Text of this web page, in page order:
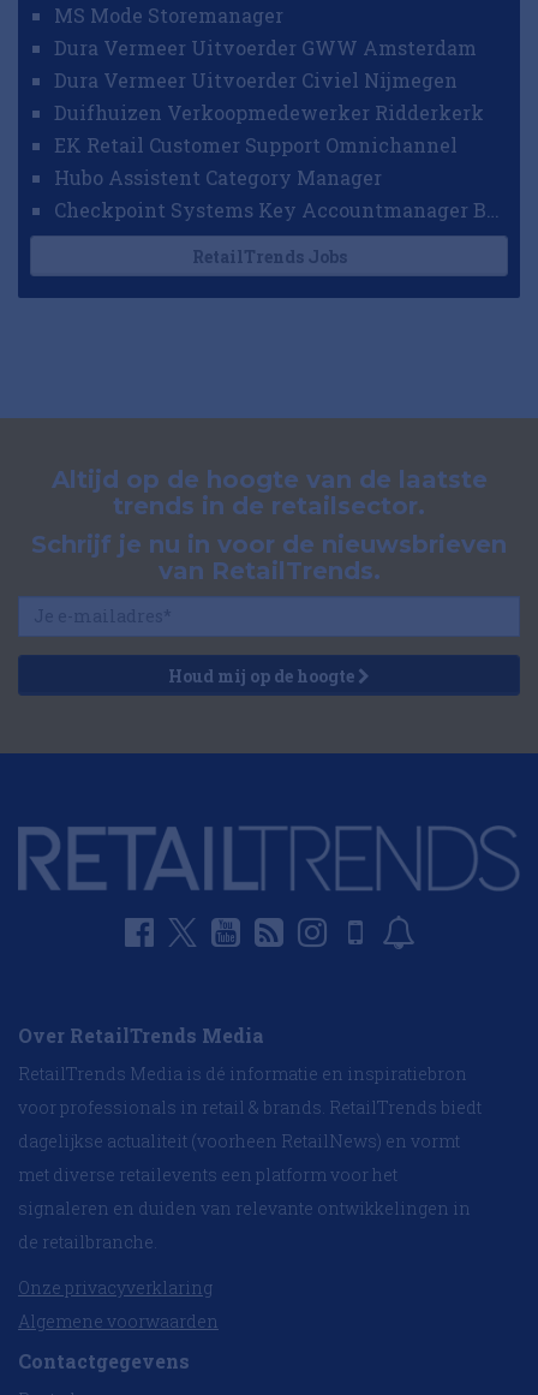
MS Mode Storemanager
Dura Vermeer Uitvoerder GWW Amsterdam
Dura Vermeer Uitvoerder Civiel Nijmegen
Duifhuizen Verkoopmedewerker Ridderkerk
EK Retail Customer Support Omnichannel
Hubo Assistent Category Manager
RetailTrends Jobs
Altijd op de hoogte van de laatste
trends in de retailsector.
Schrijf je nu in voor de nieuwsbrieven
van RetailTrends.
Houd mij op de hoogte
Over RetailTrends Media
RetailTrends Media is dé informatie en inspiratiebron
voor professionals in retail & brands. RetailTrends biedt
dagelijkse actualiteit (voorheen RetailNews) en vormt
met diverse retailevents een platform voor het
signaleren en duiden van relevante ontwikkelingen in
de retailbranche.
Onze privacyverklaring
Algemene voorwaarden
Contactgegevens